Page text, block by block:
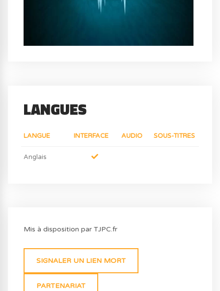
LANGUES
LANGUE INTERFACE AUDIO SOUS-TITRES
Anglais
Mis à disposition par TJPC.fr
SIGNALER UN LIEN MORT
PARTENARIAT